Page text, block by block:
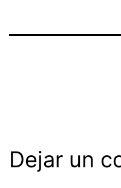
Dejar un